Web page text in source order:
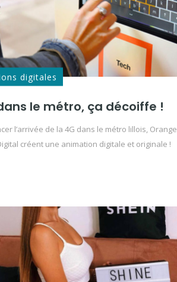
digitales
le métro, ça décoiffe !
l’arrivée de la 4G dans le métro lillois, Orange
créent une animation digitale et originale !